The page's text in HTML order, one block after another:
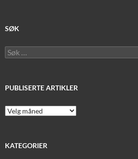
SØK
Søk
etter:
PUBLISERTE ARTIKLER
Publiserte
artikler
KATEGORIER